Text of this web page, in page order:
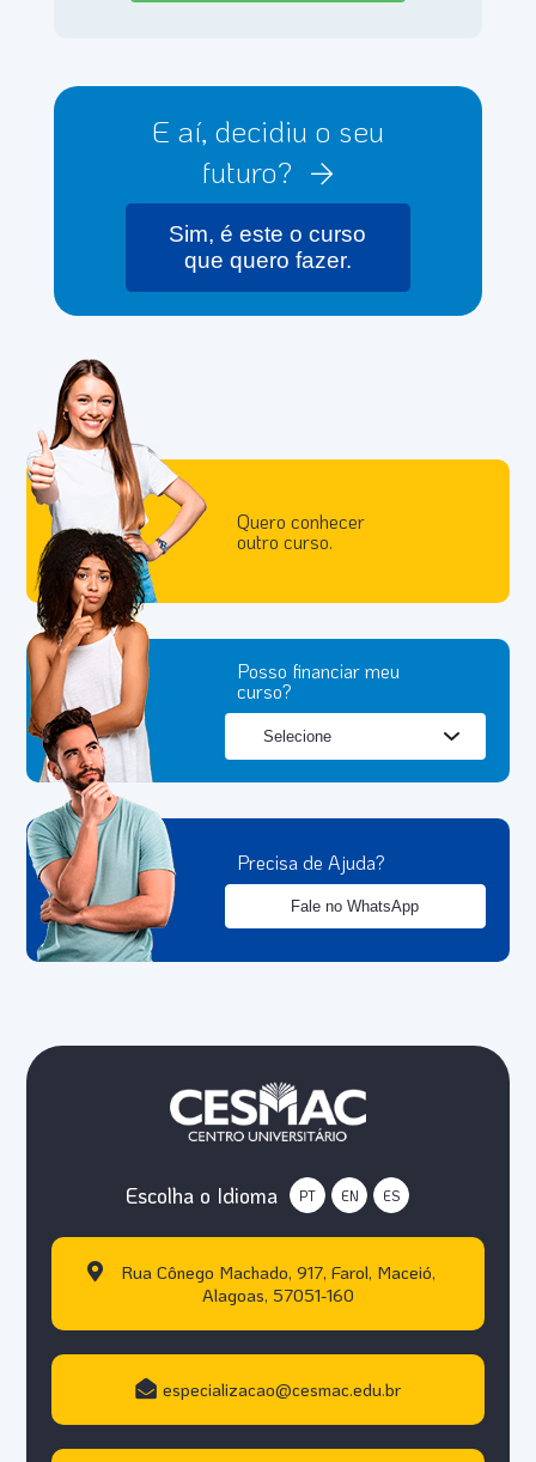
E aí, decidiu o seu
futuro?
Sim, é este o curso
que quero fazer.
Quero conhecer
outro curso.
Posso financiar meu
curso?
Precisa de Ajuda?
Fale no WhatsApp
Escolha o Idioma PT EN ES
Rua Cônego Machado, 917, Farol, Maceió,
Alagoas, 57051-160
especializacao@cesmac.edu.br